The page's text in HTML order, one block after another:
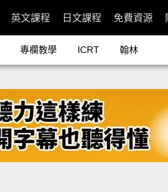
英文課程 日文課程 免費資源
專欄教學 ICRT 翰林